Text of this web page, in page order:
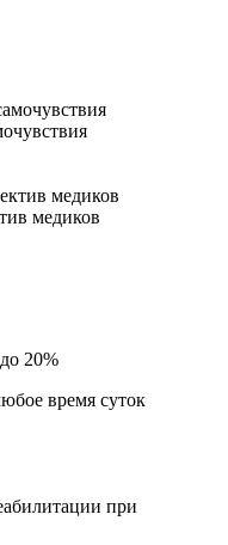
медиков
20%
время суток
при